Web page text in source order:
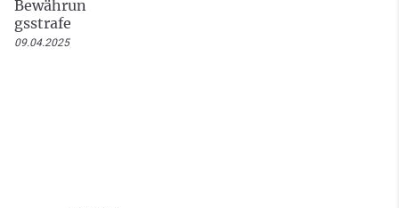
Bewährun
gsstrafe
09.04.2025